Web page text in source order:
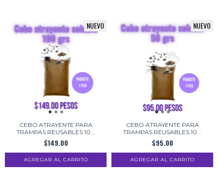
NUEVO
CEBO ATRAYENTE PARA
TRAMPAS REUSABLES 10...
$149.00
NUEVO
CEBO ATRAYENTE PARA
TRAMPAS REUSABLES 10...
$95.00